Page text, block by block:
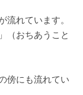
流れています。
（おちあうこと
傍にも流れてい